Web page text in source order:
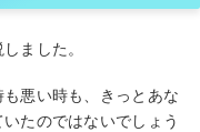
ました。
悪い時も、きっとあな
たのではないでしょう